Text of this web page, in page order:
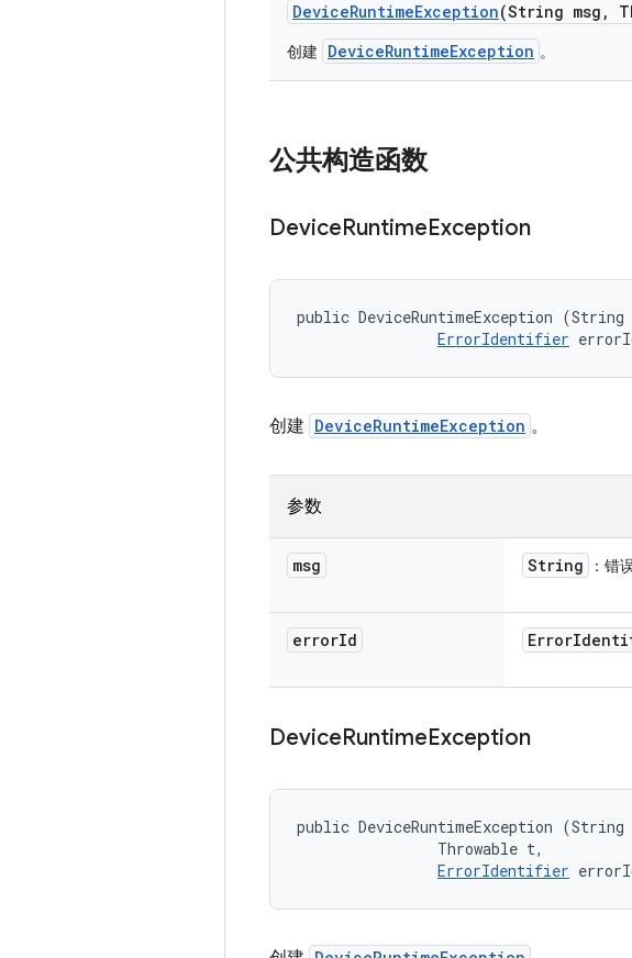
DeviceRuntimeException(String msg ,
创建 DeviceRuntimeException 。
公共构造函数
DeviceRuntimeException
public DeviceRuntimeException (String
ErrorIdentifier
创建 DeviceRuntimeException 。
参数
msg String ：错
errorId Error
DeviceRuntimeException
public DeviceRuntimeException (String
                Throwable t,
ErrorIdentifier